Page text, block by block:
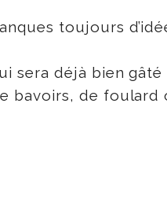
toujours
sera déjà bien
bavoirs, de